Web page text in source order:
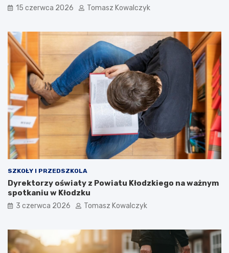
15 czerwca 2026 Tomasz Kowalczyk
SZKOŁY I PRZEDSZKOLA
Dyrektorzy oświaty z Powiatu Kłodzkiego na ważnym
spotkaniu w Kłodzku
3 czerwca 2026 Tomasz Kowalczyk